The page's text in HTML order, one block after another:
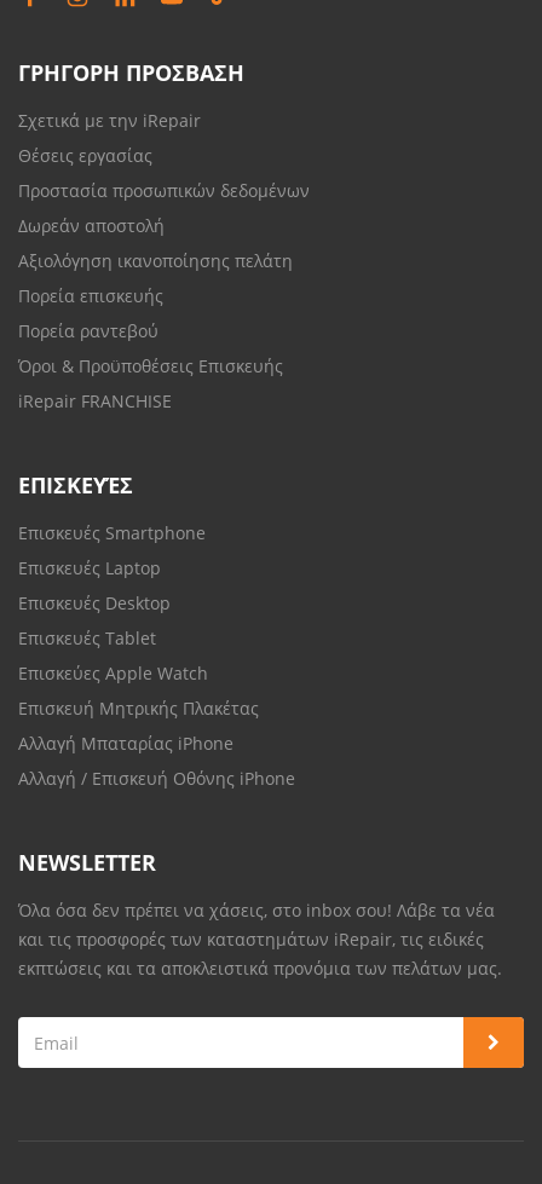
ΓΡΗΓΟΡΗ ΠΡΟΣΒΑΣΗ
Σχετικά με την iRepair
Θέσεις εργασίας
Προστασία προσωπικών δεδομένων
Δωρεάν αποστολή
Αξιολόγηση ικανοποίησης πελάτη
Πορεία επισκευής
Πορεία ραντεβού
Όροι & Προϋποθέσεις Επισκευής
iRepair FRANCHISE
ΕΠΙΣΚΕΥΈΣ
Επισκευές Smartphone
Επισκευές Laptop
Επισκευές Desktop
Επισκευές Tablet
Επισκεύες Apple Watch
Επισκευή Μητρικής Πλακέτας
Αλλαγή Μπαταρίας iPhone
Αλλαγή / Επισκευή Οθόνης iPhone
NEWSLETTER
Όλα όσα δεν πρέπει να χάσεις, στο inbox σου! Λάβε τα νέα
και τις προσφορές των καταστημάτων iRepair, τις ειδικές
εκπτώσεις και τα αποκλειστικά προνόμια των πελάτων μας.